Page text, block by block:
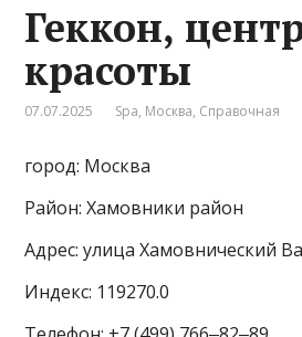
Геккон,
красоты
07.07.2025 Spa, Москва, Справочная
город: Москва
Район: Хамовники район
Адрес: улица Хамовнический
Индекс: 119270.0